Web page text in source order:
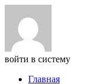
войти в систему
Главная